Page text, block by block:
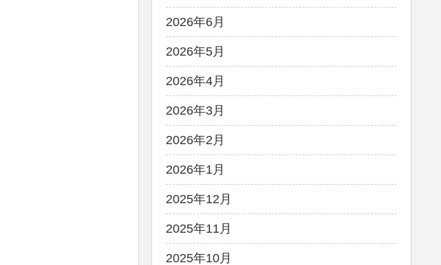
2026年6月
2026年5月
2026年4月
2026年3月
2026年2月
2026年1月
2025年12月
2025年11月
2025年10月